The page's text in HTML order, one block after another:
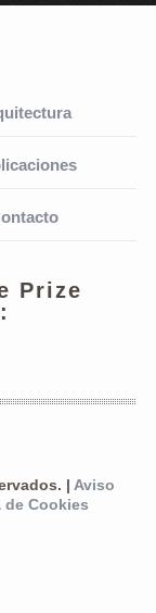
Prize
| Aviso
de Cookies